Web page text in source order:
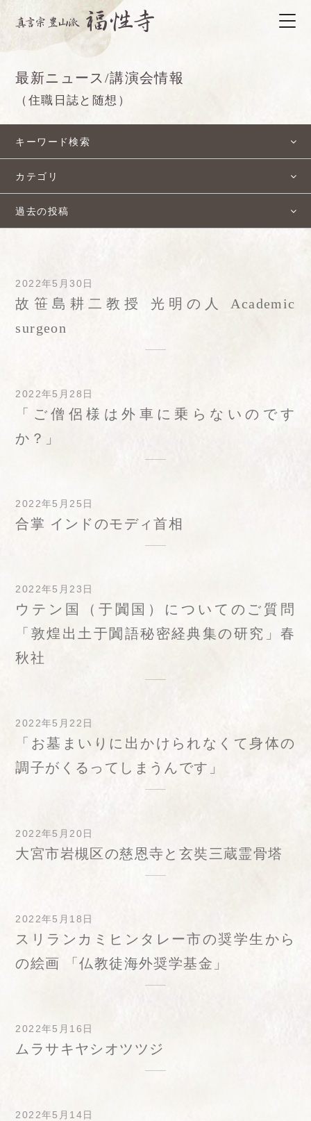
最新ニュース/講演会情報
（住職日誌と随想）
キーワード検索
カテゴリ
過去の投稿
2022年5月30日
故笹島耕二教授 光明の人 Academic
surgeon
2022年5月28日
「ご僧侶様は外車に乗らないのです
か？」
2022年5月25日
合掌 インドのモディ首相
2022年5月23日
ウテン国（于闐国）についてのご質問
「敦煌出土于闐語秘密経典集の研究」春
秋社
2022年5月22日
「お墓まいりに出かけられなくて身体の
調子がくるってしまうんです」
2022年5月20日
大宮市岩槻区の慈恩寺と玄奘三蔵霊骨塔
2022年5月18日
スリランカミヒンタレー市の奨学生から
の絵画 「仏教徒海外奨学基金」
2022年5月16日
ムラサキヤシオツツジ
2022年5月14日